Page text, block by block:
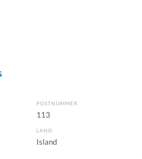
POSTNUMMER
113
LAND
Island